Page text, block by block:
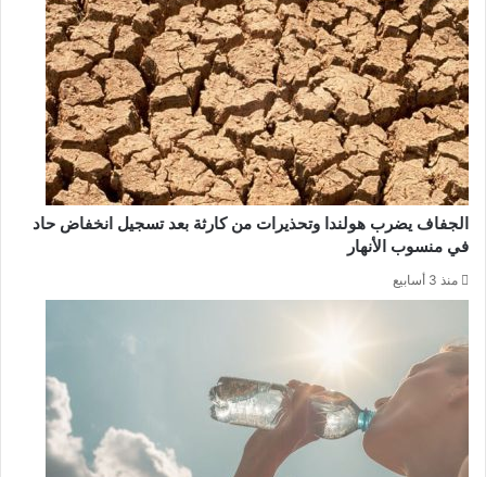
الجفاف يضرب هولندا وتحذيرات من كارثة بعد تسجيل انخفاض حاد
في منسوب الأنهار
منذ 3 أسابيع